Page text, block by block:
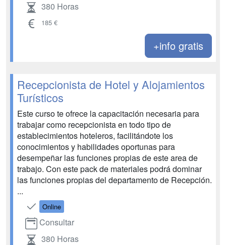
380 Horas
185 €
+info gratis
Recepcionista de Hotel y Alojamientos
Turísticos
Este curso te ofrece la capacitación necesaria para
trabajar como recepcionista en todo tipo de
establecimientos hoteleros, facilitándote los
conocimientos y habilidades oportunas para
desempeñar las funciones propias de este area de
trabajo. Con este pack de materiales podrá dominar
las funciones propias del departamento de Recepción.
...
Online
Consultar
380 Horas